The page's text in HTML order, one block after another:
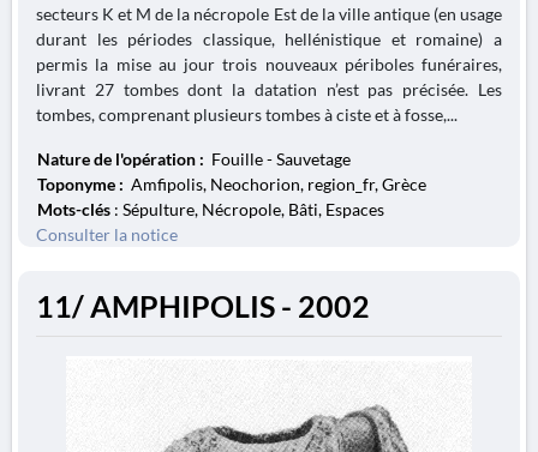
secteurs K et M de la nécropole Est de la ville antique (en usage
durant les périodes classique, hellénistique et romaine) a
permis la mise au jour trois nouveaux périboles funéraires,
livrant 27 tombes dont la datation n’est pas précisée. Les
tombes, comprenant plusieurs tombes à ciste et à fosse,...
Nature de l'opération : Fouille - Sauvetage
Toponyme : Amfipolis, Neochorion, region_fr, Grèce
Mots-clés : Sépulture, Nécropole, Bâti, Espaces
Consulter la notice
11/ AMPHIPOLIS - 2002